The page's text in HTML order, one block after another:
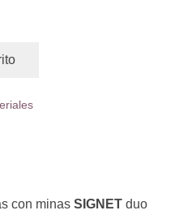
con minas SIGNET duo